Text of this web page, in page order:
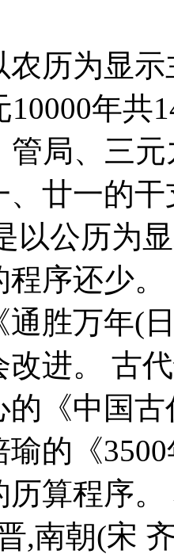
农历为显
10000年共
管局、三
、廿一的
以公历为
程序还少
通胜万年(
改进。 古
的《中国
瑜的《
算程序
,南朝(宋